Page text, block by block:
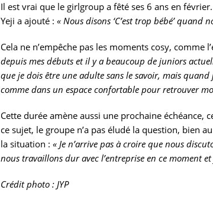
Il est vrai que le girlgroup a fêté ses 6 ans en
Yeji a ajouté : « Nous disons ‘C’est trop bébé’ quand
Cela ne n’empêche pas les moments cosy, comme
depuis mes débuts et il y a beaucoup de juniors
que je dois être une adulte sans le savoir, mais quand
comme dans un espace confortable pour retrouver
Cette durée amène aussi une prochaine échéance,
ce sujet, le groupe n’a pas éludé la question, bien
la situation : « Je n’arrive pas à croire que nous
nous travaillons dur avec l’entreprise en ce moment
Crédit photo : JYP